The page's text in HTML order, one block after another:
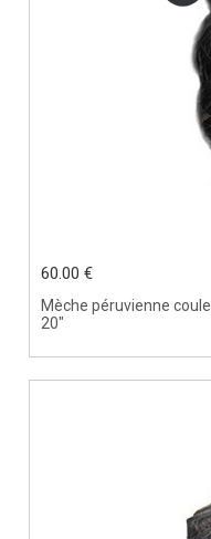
Mèche péruvienne
20"
60.00 €